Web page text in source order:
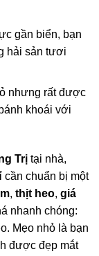
gần biển, bạn
hải sản tươi
nhưng rất được
khoái với
Trị tại nhà,
cần chuẩn bị một
, thịt heo, giá
nhanh chóng:
Mẹo nhỏ là bạn
được đẹp mắt